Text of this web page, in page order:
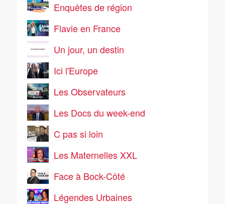
Enquêtes de région
Flavie en France
Un jour, un destin
Ici l'Europe
Les Observateurs
Les Docs du week-end
C pas si loin
Les Maternelles XXL
Face à Bock-Côté
Légendes Urbaines